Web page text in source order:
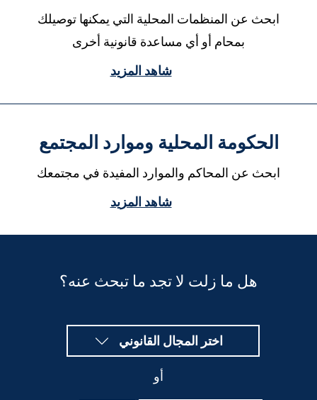
ابحث عن المنظمات المحلية التي يمكنها توصيلك
بمحام أو أي مساعدة قانونية أخرى
شاهد المزيد
الحكومة المحلية وموارد المجتمع
ابحث عن المحاكم والموارد المفيدة في مجتمعك
شاهد المزيد
هل ما زلت لا تجد ما تبحث عنه؟
اختر المجال القانوني